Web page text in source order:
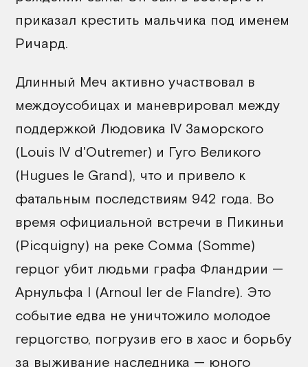
приказал крестить мальчика под именем
Ричард.
Длинный Меч активно участвовал в
междоусобицах и маневрировал между
поддержкой Людовика IV Заморского
(Louis IV d'Outremer) и Гуго Великого
(Hugues le Grand), что и привело к
фатальным последствиям 942 года. Во
время официальной встречи в Пикиньи
(Picquigny) на реке Сомма (Somme)
герцог убит людьми графа Фландрии —
Арнульфа I (Arnoul Ier de Flandre). Это
событие едва не уничтожило молодое
герцогство, погрузив его в хаос и борьбу
за выживание наследника — юного